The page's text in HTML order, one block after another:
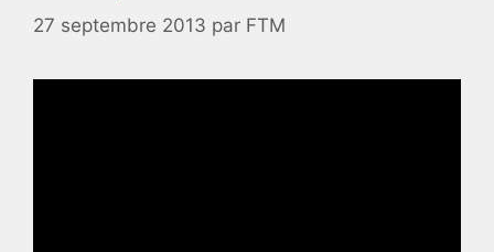
27 septembre 2013 par FTM